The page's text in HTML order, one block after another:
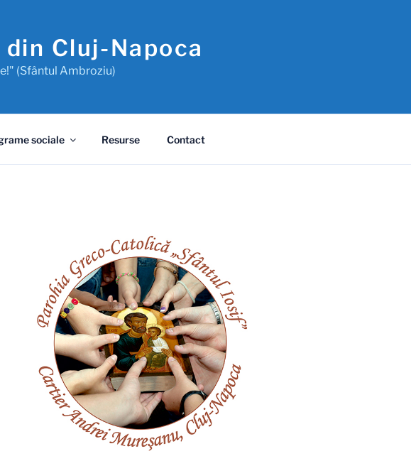
Cluj-Napoca
(Sfântul Ambroziu)
sociale Resurse Contact